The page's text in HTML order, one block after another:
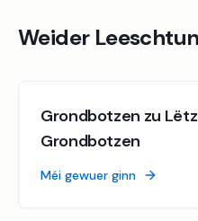
Weider
Grondbotzen zu
Grondbotzen
Méi gewuer ginn